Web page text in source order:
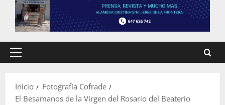
Menú
Inicio
Fotografía Cofrade
El Besamanos de la Virgen del Rosario del Beaterio